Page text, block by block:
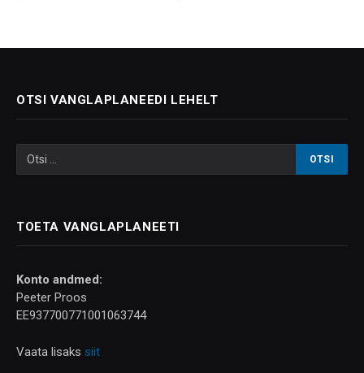
OTSI VANGLAPLANEEDI LEHELT
TOETA VANGLAPLANEETI
Konto andmed:
Peeter Proos
EE937700771001063744
Vaata lisaks siit